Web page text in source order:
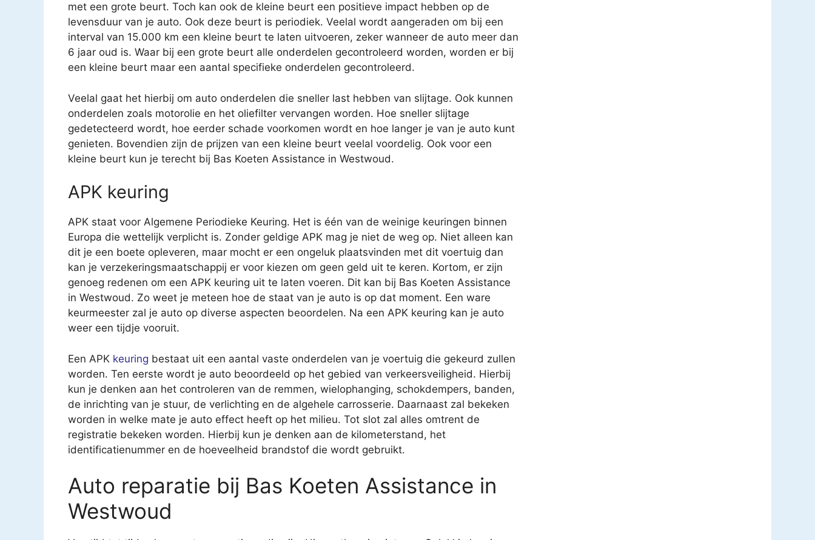
met een grote beurt. Toch kan ook de kleine beurt een positieve impact hebben op de
levensduur van je auto. Ook deze beurt is periodiek. Veelal wordt aangeraden om bij een
interval van 15.000 km een kleine beurt te laten uitvoeren, zeker wanneer de auto meer dan
6 jaar oud is. Waar bij een grote beurt alle onderdelen gecontroleerd worden, worden er bij
een kleine beurt maar een aantal specifieke onderdelen gecontroleerd.
Veelal gaat het hierbij om auto onderdelen die sneller last hebben van slijtage. Ook kunnen
onderdelen zoals motorolie en het oliefilter vervangen worden. Hoe sneller slijtage
gedetecteerd wordt, hoe eerder schade voorkomen wordt en hoe langer je van je auto kunt
genieten. Bovendien zijn de prijzen van een kleine beurt veelal voordelig. Ook voor een
kleine beurt kun je terecht bij Bas Koeten Assistance in Westwoud.
APK keuring
APK staat voor Algemene Periodieke Keuring. Het is één van de weinige keuringen binnen
Europa die wettelijk verplicht is. Zonder geldige APK mag je niet de weg op. Niet alleen kan
dit je een boete opleveren, maar mocht er een ongeluk plaatsvinden met dit voertuig dan
kan je verzekeringsmaatschappij er voor kiezen om geen geld uit te keren. Kortom, er zijn
genoeg redenen om een APK keuring uit te laten voeren. Dit kan bij Bas Koeten Assistance
in Westwoud. Zo weet je meteen hoe de staat van je auto is op dat moment. Een ware
keurmeester zal je auto op diverse aspecten beoordelen. Na een APK keuring kan je auto
weer een tijdje vooruit.
Een APK keuring bestaat uit een aantal vaste onderdelen van je voertuig die gekeurd zullen
worden. Ten eerste wordt je auto beoordeeld op het gebied van verkeersveiligheid. Hierbij
kun je denken aan het controleren van de remmen, wielophanging, schokdempers, banden,
de inrichting van je stuur, de verlichting en de algehele carrosserie. Daarnaast zal bekeken
worden in welke mate je auto effect heeft op het milieu. Tot slot zal alles omtrent de
registratie bekeken worden. Hierbij kun je denken aan de kilometerstand, het
identificatienummer en de hoeveelheid brandstof die wordt gebruikt.
Auto reparatie bij Bas Koeten Assistance in
Westwoud